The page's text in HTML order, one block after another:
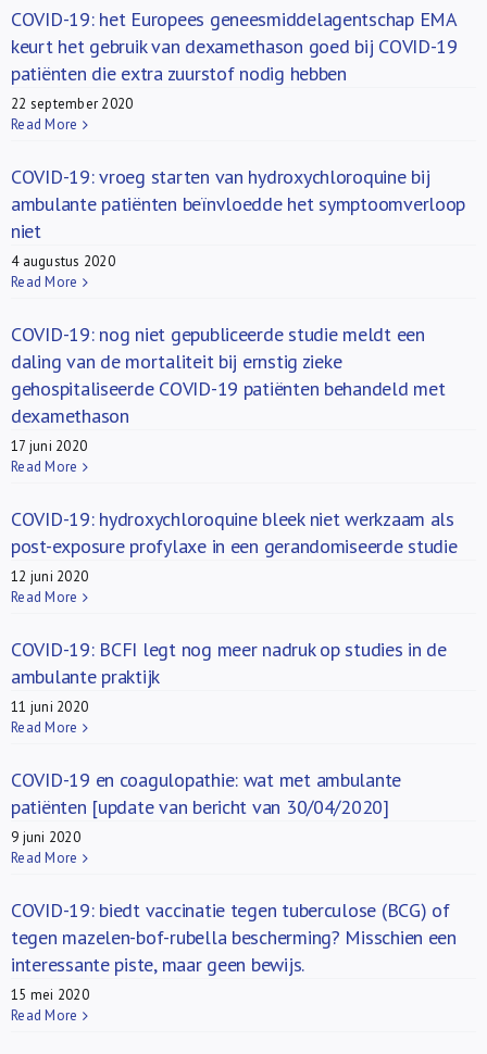
COVID-19: het Europees geneesmiddelagentschap EMA
keurt het gebruik van dexamethason goed bij COVID-19
patiënten die extra zuurstof nodig hebben
22 september 2020
Read More
COVID-19: vroeg starten van hydroxychloroquine bij
ambulante patiënten beïnvloedde het symptoomverloop
niet
4 augustus 2020
Read More
COVID-19: nog niet gepubliceerde studie meldt een
daling van de mortaliteit bij ernstig zieke
gehospitaliseerde COVID-19 patiënten behandeld met
dexamethason
17 juni 2020
Read More
COVID-19: hydroxychloroquine bleek niet werkzaam als
post-exposure profylaxe in een gerandomiseerde studie
12 juni 2020
Read More
COVID-19: BCFI legt nog meer nadruk op studies in de
ambulante praktijk
11 juni 2020
Read More
COVID-19 en coagulopathie: wat met ambulante
patiënten [update van bericht van 30/04/2020]
9 juni 2020
Read More
COVID-19: biedt vaccinatie tegen tuberculose (BCG) of
tegen mazelen-bof-rubella bescherming? Misschien een
interessante piste, maar geen bewijs.
15 mei 2020
Read More